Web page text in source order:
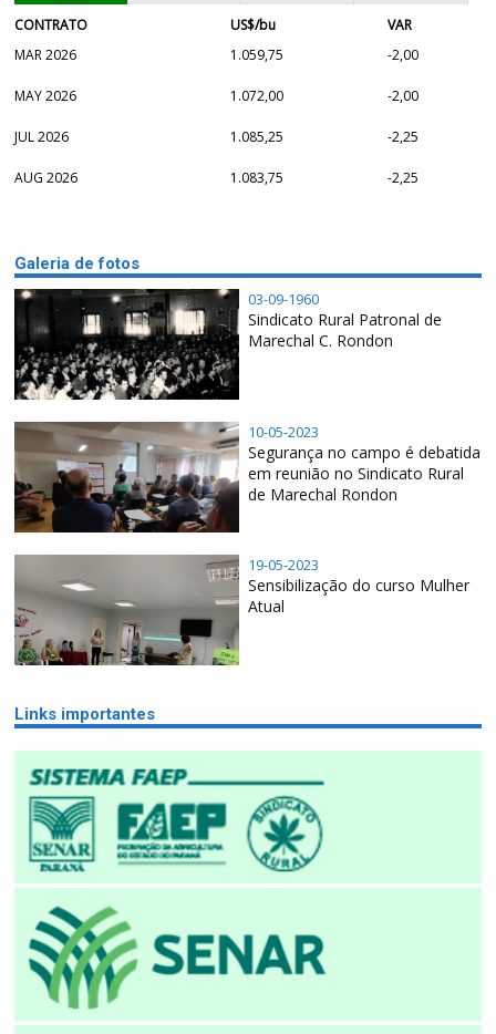
CONTRATO
US$/bu
VAR
MAR 2026
1.059,75 -2,00
MAY 2026 1.072,00 -2,00
JUL 2026 1.085,25 -2,25
AUG 2026 1.083,75 -2,25
Galeria de fotos
03-09-1960
Sindicato Rural Patronal de
Marechal C. Rondon
10-05-2023
Segurança no campo é debatida
em reunião no Sindicato Rural
de Marechal Rondon
19-05-2023
Sensibilização do curso Mulher
Atual
Links importantes